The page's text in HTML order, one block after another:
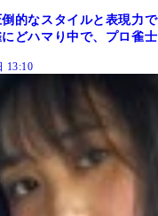
的なスタイルと表現力
にどハマり中で、プロ雀
13:10